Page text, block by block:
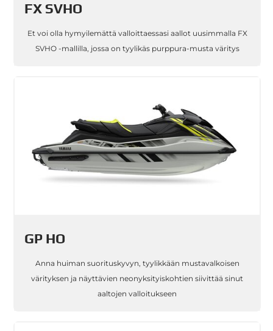
FX SVHO
Et voi olla hymyilemättä valloittaessasi aallot uusimmalla FX
SVHO -mallilla, jossa on tyylikäs purppura-musta väritys
GP HO
Anna huiman suorituskyvyn, tyylikkään mustavalkoisen
värityksen ja näyttävien neonyksityiskohtien siivittää sinut
aaltojen valloitukseen